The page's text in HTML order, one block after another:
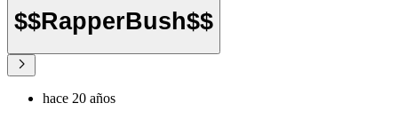
$$RapperBush$$
hace 20 años